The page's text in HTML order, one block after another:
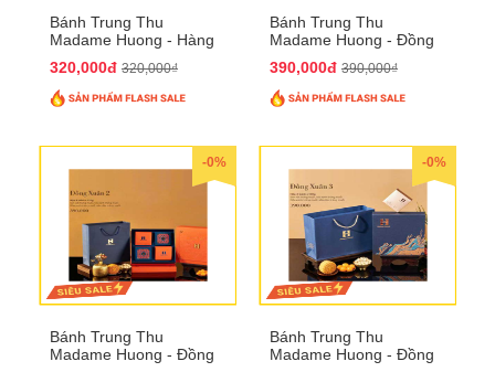
Bánh Trung Thu
Madame Huong - Hàng
320,000đ 320,000₫
Bánh Trung Thu
Madame Huong - Đồng
390,000đ 390,000₫
-0%
Bánh Trung Thu
Madame Huong - Đồng
-0%
Bánh Trung Thu
Madame Huong - Đồng